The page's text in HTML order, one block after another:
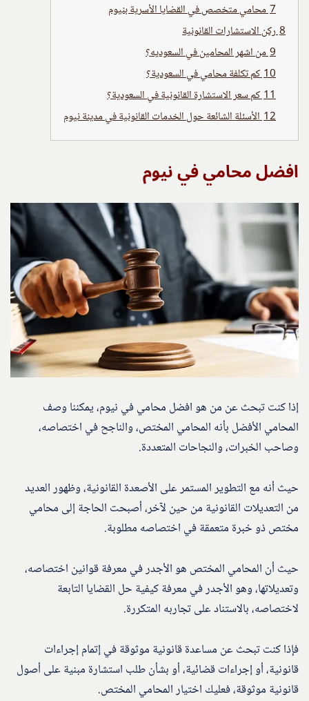
7محامي متخصص في القضايا الأسرية بنيوم
8 ركن الاستشارات القانونية
9من اشهر المحامين في السعوديه؟
10كم تكلفة محامي في السعودية؟
11كم سعر الاستشارة القانونية في السعودية؟
12الأسئلة الشائعة حول الخدمات القانونية في مدينة نيوم
افضل محامي في نيوم
إذا كنت تبحث عن من هو افضل محامي في نيوم، يمكننا وصف
المحامي الأفضل بأنه المحامي المختص، والناجح في اختصاصه،
وصاحب الخبرات، والنجاحات المتعددة.
حيث أنه مع التطوير المستمر على الأصعدة القانونية، وظهور العديد
من التعديلات القانونية من حين لآخر، أصبحت الحاجة إلى محامي
مختص ذو خبرة متعمقة في اختصاصه مطلوبة.
حيث أن المحامي المختص هو الأجدر في معرفة قوانين اختصاصه،
وتعديلاتها، وهو الأجدر في معرفة كيفية حل القضايا التابعة
لاختصاصه، بالاستناد على تجاربه المتكررة.
فإذا كنت تبحث عن مساعدة قانونية موثوقة في إتمام إجراءات
قانونية، أو إجراءات قضائية، أو بشأن طلب استشارة مبنية على أصول
قانونية موثوقة، فعليك اختيار المحامي المختص.